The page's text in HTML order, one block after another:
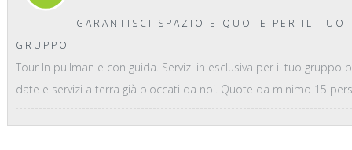
GARANTISCI SPAZIO E QUOTE PER IL TUO
GRUPPO
Tour In pullman e con guida. Servizi in esclusiva per il tuo gruppo
date e servizi a terra già bloccati da noi. Quote da minimo 15